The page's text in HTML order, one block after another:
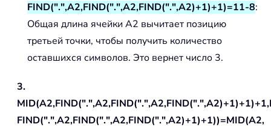
FIND(".",A2,FIND(".",A2,FIND(".",A2)+1)+1)=11-8:
Общая длина ячейки A2 вычитает позицию
третьей точки, чтобы получить количество
оставшихся символов. Это вернет число 3.
3.
FIND(".",A2,FIND(".",A2,FIND(".",A2)+1)+1))=MID(A2,